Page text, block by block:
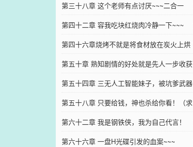
第三十八章 这个老师有点讨厌~~~二合一
第四十二章 容我吃块红烧肉冷静一下~~~
第四十六章烧烤不就是将食材放在炭火上烘
烤吗？
第五十章 熟知剧情的好处就是先人一步收获
金手指！
第五十四章 三无人工智能妹子，被坑爹武器
啪啪了
第五十八章 只要给钱，神也杀给你看！（求
推荐票啊！）
第六十二章 我是钢铁侠，我为自己代言！
第六十六章 一盘H光碟引发的血案~~~